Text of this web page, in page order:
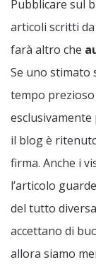
Pubblicare sul
articoli scritti
farà altro che
Se uno stimato
tempo
il blog è
firma. Anche i
l’articolo
del tutto
accettano di
allora siamo